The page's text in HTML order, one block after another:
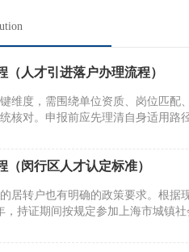
（人才引进落户办理流程）
维度，需围绕单位资质、岗位匹配
核对。申报前应先理清自身适用路
闵行区人才认定标准）
居转户也有明确的政策要求。根据
，持证期间按规定参加上海市城镇